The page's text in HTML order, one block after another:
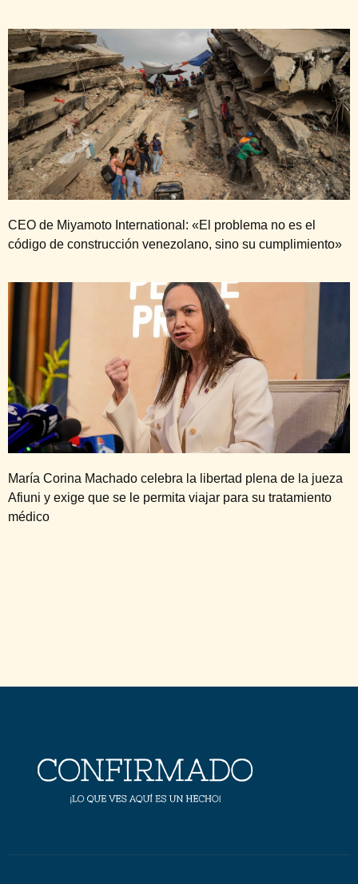
CEO de Miyamoto International: «El problema no es el
código de construcción venezolano, sino su cumplimiento»
María Corina Machado celebra la libertad plena de la jueza
Afiuni y exige que se le permita viajar para su tratamiento
médico